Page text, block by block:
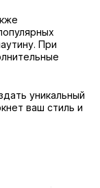
При
уникальный
ваш стиль и